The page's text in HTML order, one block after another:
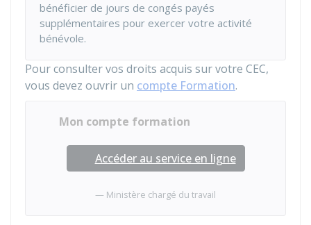
bénéficier de jours de congés payés
supplémentaires pour exercer votre activité
bénévole.
Pour consulter vos droits acquis sur votre CEC,
vous devez ouvrir un compte Formation.
Mon compte formation
Accéder au service en ligne
Ministère chargé du travail